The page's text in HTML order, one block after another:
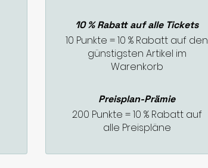
10 % Rabatt auf alle Tickets
10 Punkte = 10 % Rabatt auf den
günstigsten Artikel im
Warenkorb
Preisplan-Prämie
200 Punkte = 10 % Rabatt auf
alle Preispläne